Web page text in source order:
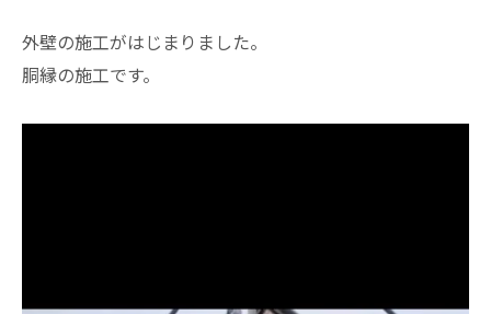
外壁の施工がはじまりました。
胴縁の施工です。